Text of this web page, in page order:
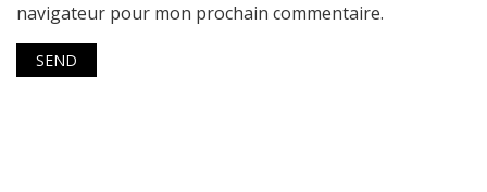
navigateur pour mon prochain commentaire.